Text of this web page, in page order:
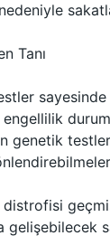
Tanı
genetik
gelişebilecek